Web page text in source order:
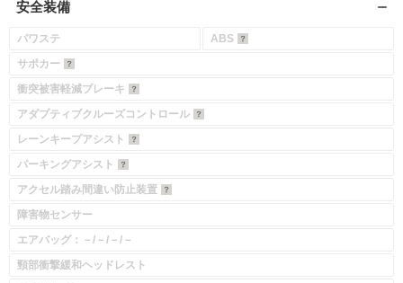
安全装備
パワステ
ABS
サポカー
衝突被害軽減ブレーキ
アダプティブクルーズコントロール
レーンキープアシスト
パーキングアシスト
アクセル踏み間違い防止装置
障害物センサー
エアバッグ：－/－/－/－
頸部衝撃緩和ヘッドレスト
入力途中の情報を保存しますか？
※保存された情報は
いいえ